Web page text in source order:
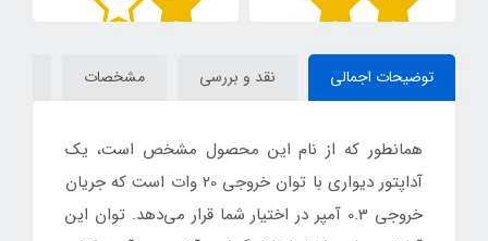
توضیحات اجمالی نقد و بررسی مشخصات
همانطور که از نام این محصول مشخص است، یک
آداپتور دیواری با توان خروجی 20 وات است که جریان
خروجی 0.3 آمپر در اختیار شما قرار می‌دهد. توان این